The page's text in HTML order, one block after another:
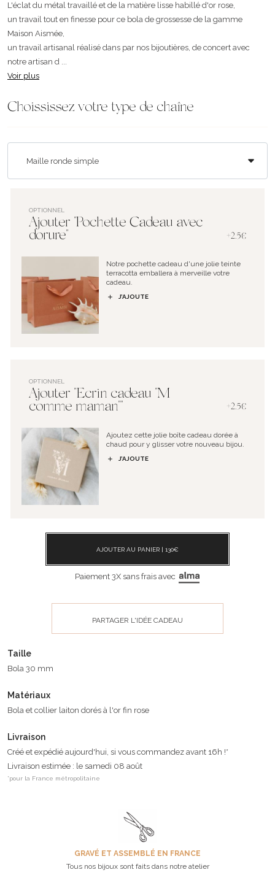
L'éclat du métal travaillé et de la matière lisse habillé d'or rose,
un travail tout en finesse pour ce bola de grossesse de la gamme
Maison Aismée,
un travail artisanal réalisé dans par nos bijoutières, de concert avec
notre artisan d ...
Voir plus
Choississez votre type de chaîne
OPTIONNEL
Ajouter "Pochette Cadeau avec
dorure"
+2.5€
Notre pochette cadeau d'une jolie teinte
terracotta emballera à merveille votre
cadeau.
J’AJOUTE
OPTIONNEL
Ajouter "Ecrin cadeau "M
comme maman""
+2.5€
Ajoutez cette jolie boîte cadeau dorée à
chaud pour y glisser votre nouveau bijou.
J’AJOUTE
AJOUTER AU PANIER | 130€
Paiement 3X sans frais avec
PARTAGER L'IDÉE CADEAU
Taille
Bola 30 mm
Matériaux
Bola et collier laiton dorés à l'or fin rose
Livraison
Créé et expédié aujourd'hui, si vous commandez avant 16h !*
Livraison estimée : le samedi 08 août
*pour la France métropolitaine
GRAVÉ ET ASSEMBLÉ EN FRANCE
Tous nos bijoux sont faits dans notre atelier